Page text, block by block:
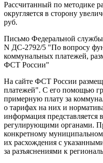
Рассчитанный по методике
округляется в сторону
руб.
Письмо Федеральной службы
N ДС-2792/5 "По вопросу
коммунальных платежей,
ФСТ России"
На сайте ФСТ России
платежей". С его помощью
примерную плату за
о тарифах на них и
информация
регулирующими органами.
конкретному
их расхождения с
за разъяснениями к